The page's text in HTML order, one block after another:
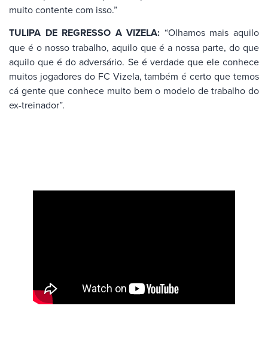
muito contente com isso.”
TULIPA DE REGRESSO A VIZELA: “Olhamos mais aquilo
que é o nosso trabalho, aquilo que é a nossa parte, do que
aquilo que é do adversário. Se é verdade que ele conhece
muitos jogadores do FC Vizela, também é certo que temos
cá gente que conhece muito bem o modelo de trabalho do
ex-treinador”.